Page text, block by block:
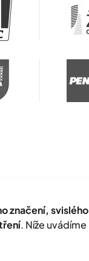
značení, svislého
. Níže uvádíme